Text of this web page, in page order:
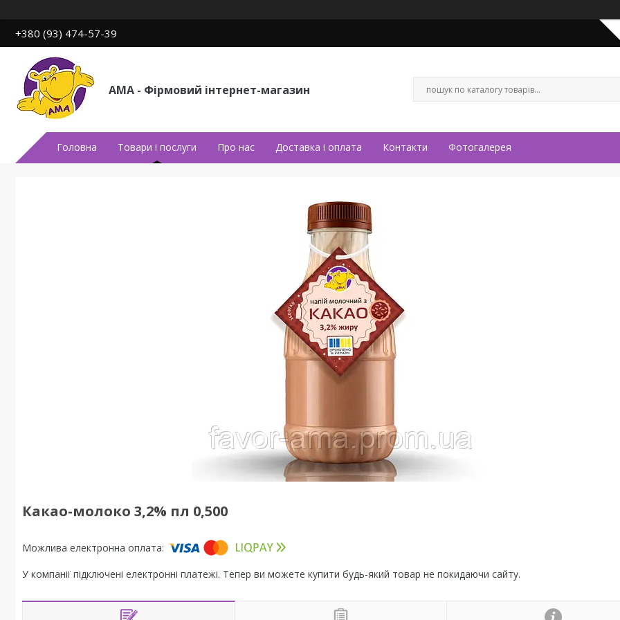
+380 (93) 474-57-39
АМА - Фірмовий інтернет-магазин
Головна Товари і послуги Про нас Доставка і оплата Контакти Фотогалерея
Какао-молоко 3,2% пл 0,500
У компанії підключені електронні платежі. Тепер ви можете купити будь-який товар не покидаючи сайту.